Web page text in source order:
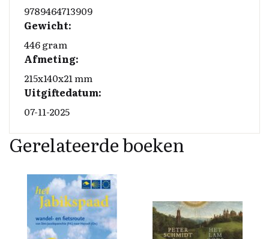
9789464713909
Gewicht:
446 gram
Afmeting:
215x140x21 mm
Uitgiftedatum:
07-11-2025
Gerelateerde boeken